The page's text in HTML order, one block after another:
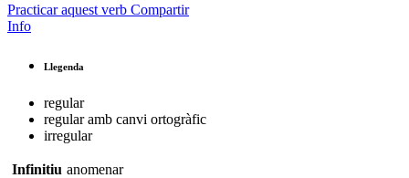
Practicar aquest verb Compartir
Info
Llegenda
regular
regular amb canvi ortogràfic
irregular
Infinitiu anomenar